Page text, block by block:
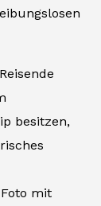
besitzen,
mit